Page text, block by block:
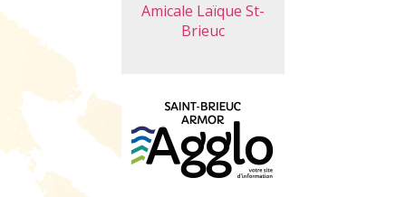
Amicale Laïque St-
Brieuc